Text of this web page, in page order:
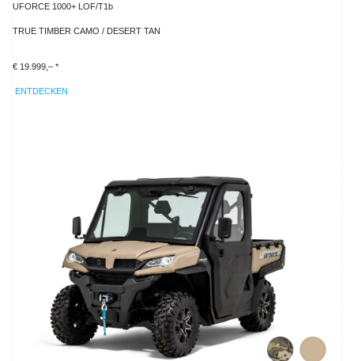
UFORCE 1000+ LOF/T1b
TRUE TIMBER CAMO / DESERT TAN
€ 19.999,– *
ENTDECKEN